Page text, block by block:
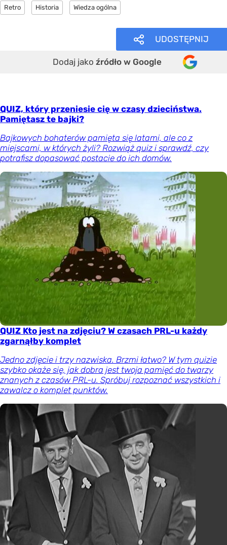
Retro Historia Wiedza ogólna
UDOSTĘPNIJ
Dodaj jako źródło w Google
QUIZ, który przeniesie cię w czasy dzieciństwa.
Pamiętasz te bajki?
Bajkowych bohaterów pamięta się latami, ale co z
miejscami, w których żyli? Rozwiąż quiz i sprawdź, czy
potrafisz dopasować postacie do ich domów.
QUIZ Kto jest na zdjęciu? W czasach PRL-u każdy
zgarnąłby komplet
Jedno zdjęcie i trzy nazwiska. Brzmi łatwo? W tym quizie
szybko okaże się, jak dobra jest twoja pamięć do twarzy
znanych z czasów PRL-u. Spróbuj rozpoznać wszystkich i
zawalcz o komplet punktów.